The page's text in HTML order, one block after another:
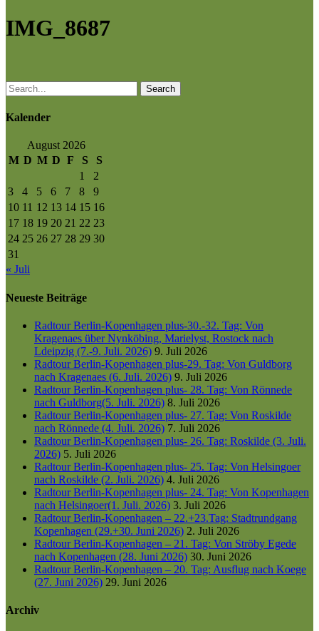
IMG_8687
Search
Kalender
August 2026
M D M D F S
S
1
2
3
4 5 6 7 8
9
10 11 12 13 14 15 16
17 18 19 20 21 22 23
24 25 26 27 28 29 30
31
« Juli
Neueste Beiträge
Radtour Berlin-Kopenhagen plus-30.-32. Tag: Von
Kragenaes über Nynköbing, Marielyst, Rostock nach
Ldeipzig (7.-9. Juli. 2026) 9. Juli 2026
Radtour Berlin-Kopenhagen plus-29. Tag: Von Guldborg
nach Kragenaes (6. Juli. 2026) 9. Juli 2026
Radtour Berlin-Kopenhagen plus- 28. Tag: Von Rönnede
nach Guldborg(5. Juli. 2026) 8. Juli 2026
Radtour Berlin-Kopenhagen plus- 27. Tag: Von Roskilde
nach Rönnede (4. Juli. 2026) 7. Juli 2026
Radtour Berlin-Kopenhagen plus- 26. Tag: Roskilde (3. Juli.
2026) 5. Juli 2026
Radtour Berlin-Kopenhagen plus- 25. Tag: Von Helsingoer
nach Roskilde (2. Juli. 2026) 4. Juli 2026
Radtour Berlin-Kopenhagen plus- 24. Tag: Von Kopenhagen
nach Helsingoer(1. Juli. 2026) 3. Juli 2026
Radtour Berlin-Kopenhagen – 22.+23.Tag: Stadtrundgang
Kopenhagen (29.+30. Juni 2026) 2. Juli 2026
Radtour Berlin-Kopenhagen – 21. Tag: Von Ströby Egede
nach Kopenhagen (28. Juni 2026) 30. Juni 2026
Radtour Berlin-Kopenhagen – 20. Tag: Ausflug nach Koege
(27. Juni 2026) 29. Juni 2026
Archiv